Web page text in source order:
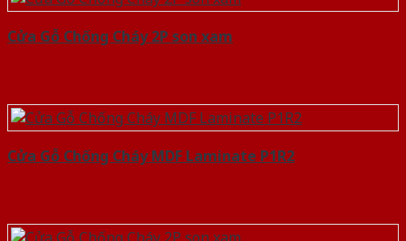
Cửa Gỗ Chống Cháy 2P son xam
Cửa Gỗ Chống Cháy MDF Laminate P1R2